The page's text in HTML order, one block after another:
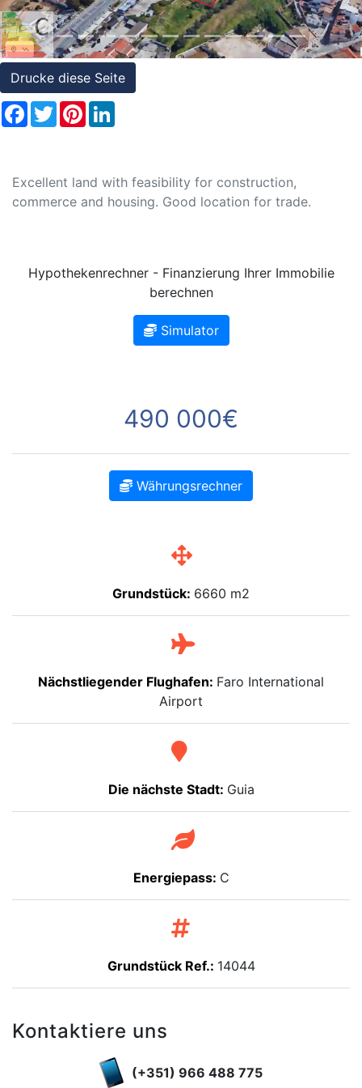
Referenzen
Immobilien
und
Steuerrecht
Drucke diese Seite
Facebook
TwitterPinterest
Excellent land with feasibility for construction,
commerce and housing. Good location for trade.
Hypothekenrechner - Finanzierung Ihrer Immobilie
berechnen
Simulator
490 000€
Währungsrechner
Grundstück: 6660 m2
Nächstliegender Flughafen: Faro International
Airport
Die nächste Stadt: Guia
Energiepass: C
Grundstück Ref.: 14044
Kontaktiere uns
(+351) 966 488 775